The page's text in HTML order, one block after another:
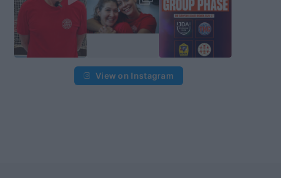
View on Instagram